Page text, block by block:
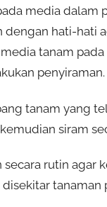
media dalam
dengan hati-hati
tanam
penyiraman.
tanam yang
siram
secara rutin agar
tanaman